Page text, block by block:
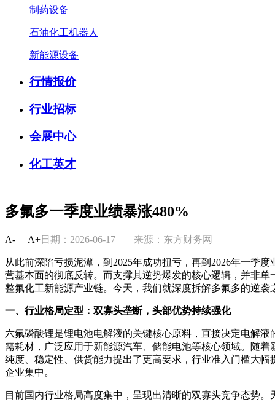
制药设备
石油化工机器人
新能源设备
行情报价
行业招标
会展中心
化工英才
多氟多一季度业绩暴涨480%
A- A+日期：2026-06-17 来源：东方财务网
从此前深陷亏损泥潭，到2025年成功扭亏，再到2026年一季
营基本面的彻底反转。而支撑其逆势爆发的核心逻辑，并非
整氟化工新能源产业链。今天，我们就深度拆解多氟多的逆袭
一、行业格局定型：双寡头垄断，头部优势持续强化
六氟磷酸锂是锂电池电解液的关键核心原料，直接决定电解
需耗材，广泛应用于新能源汽车、储能电池等核心领域。随
纯度、稳定性、供货能力提出了更高要求，行业准入门槛大
企业集中。
目前国内行业格局高度集中，呈现出清晰的双寡头竞争态势